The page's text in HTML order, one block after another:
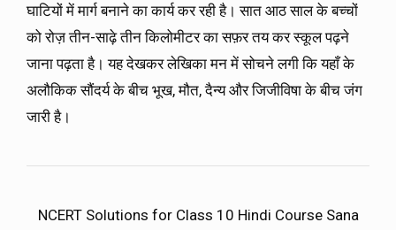
घाटियों में मार्ग बनाने का कार्य कर रही है। सात आठ साल के बच्चों
को रोज़ तीन-साढ़े तीन किलोमीटर का सफ़र तय कर स्कूल पढ़ने
जाना पढ़ता है। यह देखकर लेखिका मन में सोचने लगी कि यहाँ के
अलौकिक सौंदर्य के बीच भूख, मौत, दैन्य और जिजीविषा के बीच जंग
जारी है।
NCERT Solutions for Class 10 Hindi Course Sana